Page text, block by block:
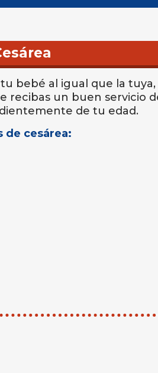
bebé al igual que la
recibas un buen servicio
de tu edad.
de cesárea: